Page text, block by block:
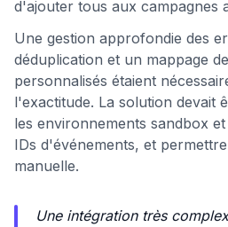
d'ajouter tous aux campagnes
Une gestion approfondie des
déduplication et un mappage
personnalisés étaient
l'exactitude. La solution devait
les environnements sandbox
IDs d'événements, et
manuelle.
Une intégration très